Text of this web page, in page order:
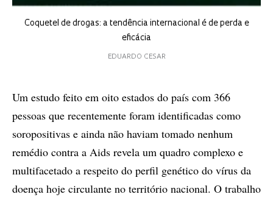
Coquetel de drogas: a tendência internacional é de perda e
eficácia
EDUARDO CESAR
Um estudo feito em oito estados do país com 366
pessoas que recentemente foram identificadas como
soropositivas e ainda não haviam tomado nenhum
remédio contra a Aids revela um quadro complexo e
multifacetado a respeito do perfil genético do vírus da
doença hoje circulante no território nacional. O trabalho